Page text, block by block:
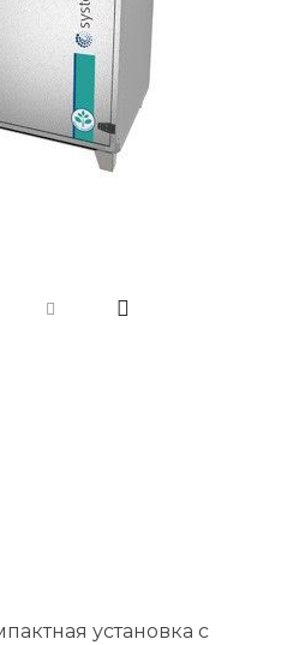
установка с